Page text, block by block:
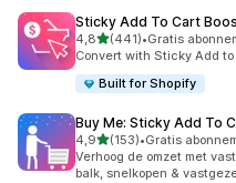
Sticky Add To Cart
4,8van 5 sterren
(441)
441 recensies in totaal
•Gratis
Convert with Sticky Add
Built for Shopify
Buy Me: Sticky Add To
4,9van 5 sterren
(153)
153 recensies in totaal
•Gratis
Verhoog de omzet met
balk, snelkopen &